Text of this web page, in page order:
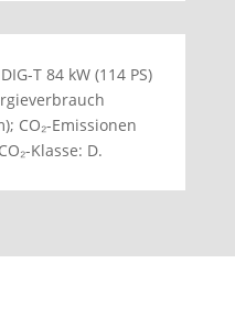
T 84 kW (114 PS)
CO₂-Emissionen
Klasse: D.